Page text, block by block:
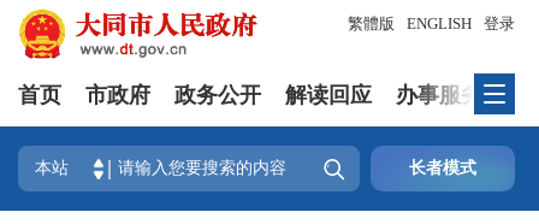
登录
繁體版 ENGLISH
首页 市政府 政务公开 解读回应 办事服务
本站  长者模式